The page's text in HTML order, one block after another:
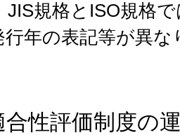
JIS規格とISO規格
行年の表記等が異
性評価制度の